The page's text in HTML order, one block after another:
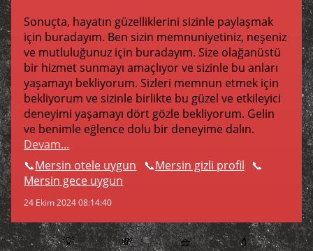
Sonuçta, hayatın güzelliklerini sizinle paylaşmak
için buradayım. Ben sizin memnuniyetiniz, neşeniz
ve mutluluğunuz için buradayım. Size olağanüstü
bir hizmet sunmayı amaçlıyor ve sizinle bu anları
yaşamayı bekliyorum. Sizleri memnun etmek için
bekliyorum ve sizinle birlikte bu güzel ve etkileyici
deneyimi yaşamayı dört gözle bekliyorum. Gelin
ve benimle eğlence dolu bir deneyime dalın.
Devam...
Mersin otele uygun
Mersin gizli profil
Mersin gece uygun
24 Ekim 2024 08:14:40
💡 💸 🧺 💄